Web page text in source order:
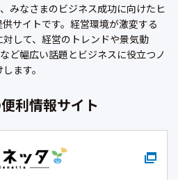
みなさまのビジネス成功に向けたヒ
サイトです。経営環境が激変する
して、経営のトレンドや景気動
ど幅広い話題とビジネスに役立つノ
ます。
利情報サイト